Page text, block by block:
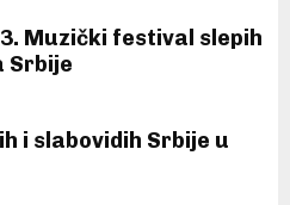
Muzički festival slepih
Srbije
i slabovidih Srbije u